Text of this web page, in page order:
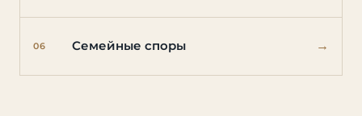
06 Семейные споры →